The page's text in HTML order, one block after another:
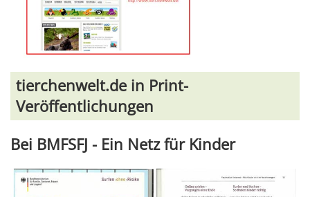
tierchenwelt.de in Print-
Veröffentlichungen
Bei BMFSFJ - Ein Netz für Kinder